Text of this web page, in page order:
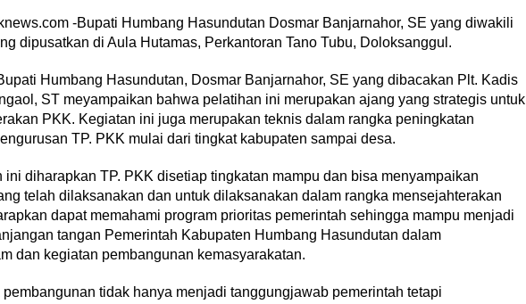
-Bupati Humbang Hasundutan Dosmar Banjarnahor, SE yang diwakili
dipusatkan di Aula Hutamas, Perkantoran Tano Tubu, Doloksanggul.
Humbang Hasundutan, Dosmar Banjarnahor, SE yang dibacakan Plt. Kadis
ST meyampaikan bahwa pelatihan ini merupakan ajang yang strategis untuk
PKK. Kegiatan ini juga merupakan teknis dalam rangka peningkatan
TP. PKK mulai dari tingkat kabupaten sampai desa.
ini diharapkan TP. PKK disetiap tingkatan mampu dan bisa menyampaikan
telah dilaksanakan dan untuk dilaksanakan dalam rangka mensejahterakan
dapat memahami program prioritas pemerintah sehingga mampu menjadi
tangan Pemerintah Kabupaten Humbang Hasundutan dalam
dan kegiatan pembangunan kemasyarakatan.
tidak hanya menjadi tanggungjawab pemerintah tetapi